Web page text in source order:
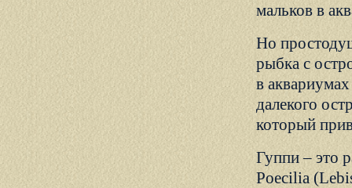
мальков в
Но
рыбка с
в
далекого
который
Гуппи – это
Poecilia